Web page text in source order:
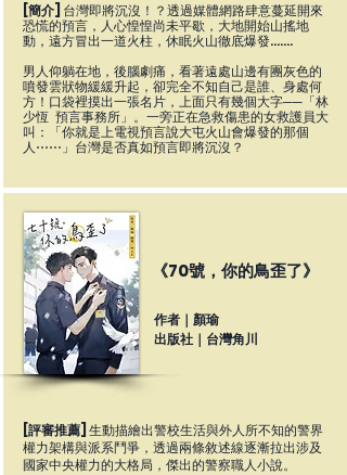
[簡介] 台灣即將沉沒！？透過媒體網路肆意蔓延開來
恐慌的預言，人心惶惶尚未平歇，大地開始山搖地
動，遠方冒出一道火柱，休眠火山徹底爆發…….
男人仰躺在地，後腦劇痛，看著遠處山邊有團灰色的
噴發雲狀物緩緩升起，卻完全不知自己是誰、身處何
方！口袋裡摸出一張名片，上面只有幾個大字──「林
少恆 預言事務所」。一旁正在急救傷患的女救護員大
叫：「你就是上電視預言說大屯火山會爆發的那個
人⋯⋯」台灣是否真如預言即將沉沒？
《70號，你的鳥歪了》
作者｜顏瑜
出版社｜台灣角川
[評審推薦] 生動描繪出警校生活與外人所不知的警界
權力架構與派系鬥爭，透過兩條敘述線逐漸拉出涉及
國家中央權力的大格局，傑出的警察職人小說。